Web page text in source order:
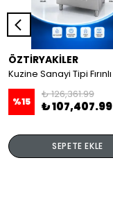
ÖZTİRYAKİLER
%15
₺ 126,361.99
₺ 107,407.99
SEPETE EKLE